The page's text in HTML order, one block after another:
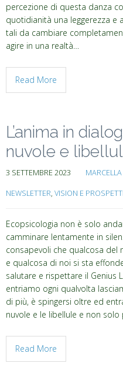
percezione di questa danza
quotidianità una leggerezza
tali da cambiare
agire in una realtà…
Read More
L’anima in
nuvole e
3 SETTEMBRE 2023
NEWSLETTER, VISION E
Ecopsicologia non è solo
camminare lentamente in
consapevoli che qualcosa
e qualcosa di noi si sta
salutare e rispettare il Genius
entriamo ogni qualvolta
di più, è spingersi oltre ed
nuvole e le libellule e non
Read More